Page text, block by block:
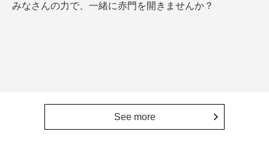
みなさんの力で、一緒に赤門を開きませんか？
See more